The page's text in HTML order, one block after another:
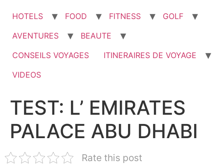
HOTELS FOOD FITNESS
GOLF
AVENTURES
BEAUTE
CONSEILS VOYAGES
ITINERAIRES DE VOYAGE
VIDEOS
TEST: L’ EMIRATES
PALACE ABU DHABI
Rate this post